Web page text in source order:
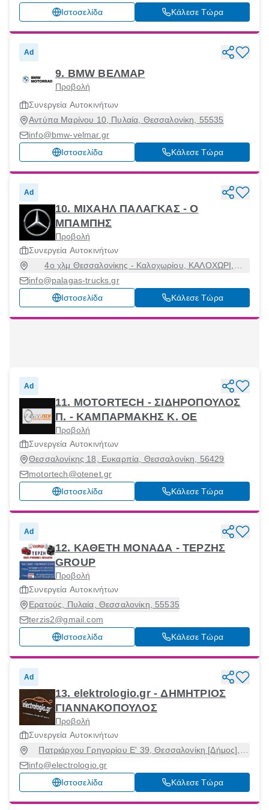
Ιστοσελίδα
Κάλεσε Τώρα
Ad
9. BMW ΒΕΛΜΑΡ
Προβολή
Συνεργεία Αυτοκινήτων
Αντύπα Μαρίνου 10, Πυλαία, Θεσσαλονίκη, 55535
info@bmw-velmar.gr
Ιστοσελίδα
Κάλεσε Τώρα
Ad
10. ΜΙΧΑΗΛ ΠΑΛΑΓΚΑΣ - Ο
ΜΠΑΜΠΗΣ
Προβολή
Συνεργεία Αυτοκινήτων
4ο χλμ Θεσσαλονίκης - Καλοχωρίου, ΚΑΛΟΧΩΡΙ,
Εχεδώρου, Θεσσαλονίκη, 57009
info@palagas-trucks.gr
Ιστοσελίδα
Κάλεσε Τώρα
Ad
11. MOTORTECH - ΣΙΔΗΡΟΠΟΥΛΟΣ
Π. - ΚΑΜΠΑΡΜΑΚΗΣ Κ. ΟΕ
Προβολή
Συνεργεία Αυτοκινήτων
Θεσσαλονίκης 18, Ευκαρπία, Θεσσαλονίκη, 56429
motortech@otenet.gr
Ιστοσελίδα
Κάλεσε Τώρα
Ad
12. ΚΑΘΕΤΗ ΜΟΝΑΔΑ - ΤΕΡΖΗΣ
GROUP
Προβολή
Συνεργεία Αυτοκινήτων
Ερατούς, Πυλαία, Θεσσαλονίκη, 55535
terzis2@gmail.com
Ιστοσελίδα
Κάλεσε Τώρα
Ad
13. elektrologio.gr - ΔΗΜΗΤΡΙΟΣ
ΓΙΑΝΝΑΚΟΠΟΥΛΟΣ
Προβολή
Συνεργεία Αυτοκινήτων
Πατριάρχου Γρηγορίου Ε' 39, Θεσσαλονίκη [Δήμος],
Θεσσαλονίκη, 54248
info@electrologio.gr
Ιστοσελίδα
Κάλεσε Τώρα